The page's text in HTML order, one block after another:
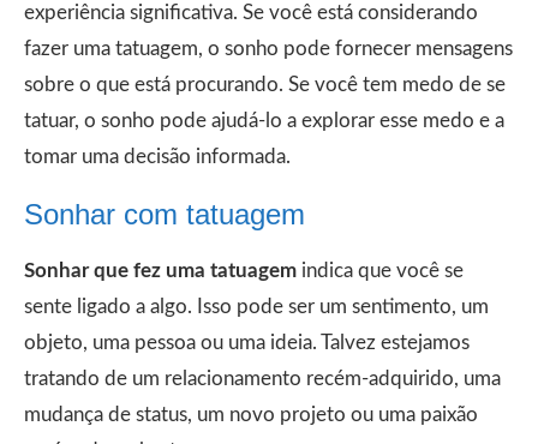
experiência significativa. Se você está considerando
fazer uma tatuagem, o sonho pode fornecer mensagens
sobre o que está procurando. Se você tem medo de se
tatuar, o sonho pode ajudá-lo a explorar esse medo e a
tomar uma decisão informada.
Sonhar com tatuagem
Sonhar que fez uma tatuagem indica que você se
sente ligado a algo. Isso pode ser um sentimento, um
objeto, uma pessoa ou uma ideia. Talvez estejamos
tratando de um relacionamento recém-adquirido, uma
mudança de status, um novo projeto ou uma paixão